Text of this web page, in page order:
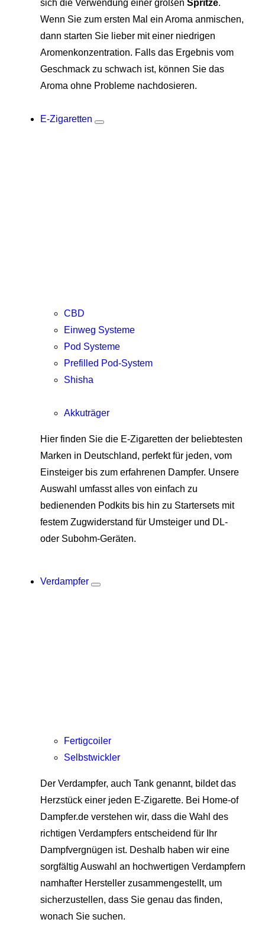
sich die Verwendung einer großen Spritze.
Wenn Sie zum ersten Mal ein Aroma anmischen,
dann starten Sie lieber mit einer niedrigen
Aromenkonzentration. Falls das Ergebnis vom
Geschmack zu schwach ist, können Sie das
Aroma ohne Probleme nachdosieren.
E-Zigaretten
CBD
Einweg Systeme
Pod Systeme
Prefilled Pod-System
Shisha
Akkuträger
Hier finden Sie die E-Zigaretten der beliebtesten
Marken in Deutschland, perfekt für jeden, vom
Einsteiger bis zum erfahrenen Dampfer. Unsere
Auswahl umfasst alles von einfach zu
bedienenden Podkits bis hin zu Startersets mit
festem Zugwiderstand für Umsteiger und DL-
oder Subohm-Geräten.
Verdampfer
Fertigcoiler
Selbstwickler
Der Verdampfer, auch Tank genannt, bildet das
Herzstück einer jeden E-Zigarette. Bei Home-of
Dampfer.de verstehen wir, dass die Wahl des
richtigen Verdampfers entscheidend für Ihr
Dampfvergnügen ist. Deshalb haben wir eine
sorgfältig Auswahl an hochwertigen Verdampfern
namhafter Hersteller zusammengestellt, um
sicherzustellen, dass Sie genau das finden,
wonach Sie suchen.